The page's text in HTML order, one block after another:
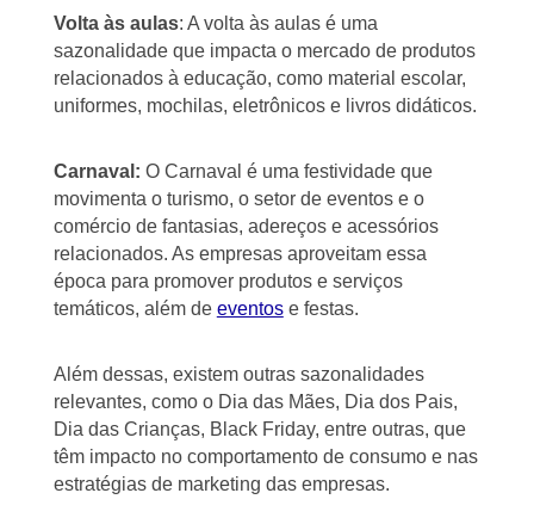
Volta às aulas: A volta às aulas é uma
sazonalidade que impacta o mercado de produtos
relacionados à educação, como material escolar,
uniformes, mochilas, eletrônicos e livros didáticos.
Carnaval: O Carnaval é uma festividade que
movimenta o turismo, o setor de eventos e o
comércio de fantasias, adereços e acessórios
relacionados. As empresas aproveitam essa
época para promover produtos e serviços
temáticos, além de eventose festas.
Além dessas, existem outras sazonalidades
relevantes, como o Dia das Mães, Dia dos Pais,
Dia das Crianças, Black Friday, entre outras, que
têm impacto no comportamento de consumo e nas
estratégias de marketing das empresas.